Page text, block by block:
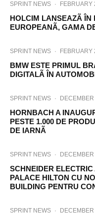
SPRINT NEWS · FEBRUARY
HOLCIM LANSEAZÃ ÎN
EUROPEANÃ, GAMA
SPRINT NEWS · FEBRUARY
BMW ESTE PRIMUL
DIGITALÃ ÎN
SPRINT NEWS ·
HORNBACH A
PESTE 1.000 DE
DE IARNÃ
SPRINT NEWS ·
SCHNEIDER
PALACE HILTON CU
BUILDING PENTRU
SPRINT NEWS ·